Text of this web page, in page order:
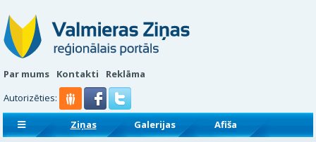
Par mums Kontakti
Reklāma
Autorizēties:
Ziņas Galerijas
Afiša